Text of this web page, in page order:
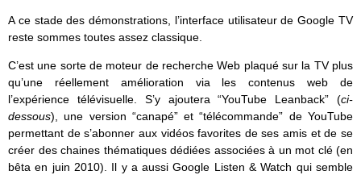
A ce stade des démonstrations, l’interface utilisateur de Google TV
reste sommes toutes assez classique.
C’est une sorte de moteur de recherche Web plaqué sur la TV plus
qu’une réellement amélioration via les contenus web de
l’expérience télévisuelle. S’y ajoutera “YouTube Leanback” (ci-
dessous), une version “canapé” et “télécommande” de YouTube
permettant de s’abonner aux vidéos favorites de ses amis et de se
créer des chaines thématiques dédiées associées à un mot clé (en
bêta en juin 2010). Il y a aussi Google Listen & Watch qui semble